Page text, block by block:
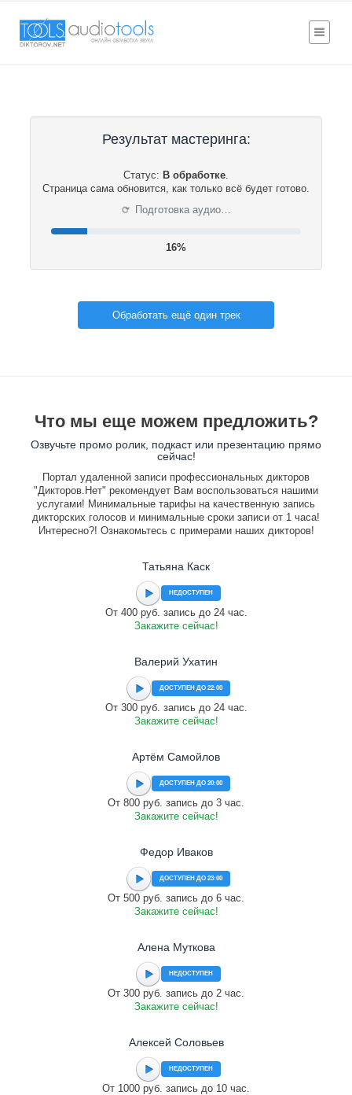
Результат мастеринга:
Статус: В обработке.
Страница сама обновится, как только всё будет готово.
⟳ Подготовка аудио…
16%
Обработать ещё один трек
Что мы еще можем предложить?
Озвучьте промо ролик, подкаст или презентацию прямо
сейчас!
Портал удаленной записи профессиональных дикторов
"Дикторов.Нет" рекомендует Вам воспользоваться нашими
услугами! Минимальные тарифы на качественную запись
дикторских голосов и минимальные сроки записи от 1 часа!
Интересно?! Ознакомьтесь с примерами наших дикторов!
Татьяна Каск
НЕДОСТУПЕН
От 400 руб. запись до 24 час.
Закажите сейчас!
Валерий Ухатин
ДОСТУПЕН ДО 22:00
От 300 руб. запись до 24 час.
Закажите сейчас!
Артём Самойлов
ДОСТУПЕН ДО 20:00
От 800 руб. запись до 3 час.
Закажите сейчас!
Федор Иваков
ДОСТУПЕН ДО 23:00
От 500 руб. запись до 6 час.
Закажите сейчас!
Алена Муткова
НЕДОСТУПЕН
От 300 руб. запись до 2 час.
Закажите сейчас!
Алексей Соловьев
НЕДОСТУПЕН
От 1000 руб. запись до 10 час.